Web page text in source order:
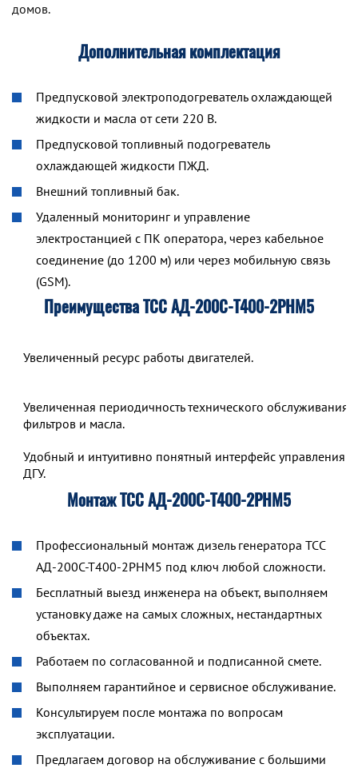
домов.
Дополнительная комплектация
Предпусковой электроподогреватель охлаждающей
жидкости и масла от сети 220 В.
Предпусковой топливный подогреватель
охлаждающей жидкости ПЖД.
Внешний топливный бак.
Удаленный мониторинг и управление
электростанцией с ПК оператора, через кабельное
соединение (до 1200 м) или через мобильную связь
(GSM).
Преимущества ТСС АД-200С-Т400-2РНМ5
Увеличенный ресурс работы двигателей.
Увеличенная периодичность технического обслуживания,
фильтров и масла.
Удобный и интуитивно понятный интерфейс управления
ДГУ.
Монтаж ТСС АД-200С-Т400-2РНМ5
Профессиональный монтаж дизель генератора ТСС
АД-200С-Т400-2РНМ5 под ключ любой сложности.
Бесплатный выезд инженера на объект, выполняем
установку даже на самых сложных, нестандартных
объектах.
Работаем по согласованной и подписанной смете.
Выполняем гарантийное и сервисное обслуживание.
Консультируем после монтажа по вопросам
эксплуатации.
Предлагаем договор на обслуживание с большими